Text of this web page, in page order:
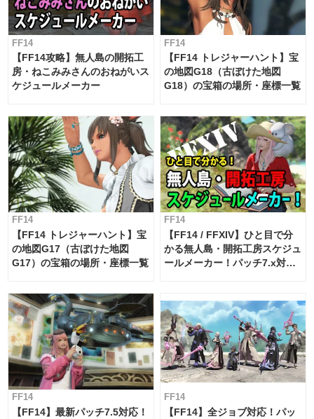
FF14
【FF14攻略】無人島の開拓工
房・ねこみみさんのおねがいス
ケジュールメーカー
FF14
【FF14 トレジャーハント】宝
の地図G18（古ぼけた地図
G18）の宝箱の場所・座標一覧
FF14
【FF14 トレジャーハント】宝
の地図G17（古ぼけた地図
G17）の宝箱の場所・座標一覧
FF14
【FF14 / FFXIV】ひと目で分
かる無人島・開拓工房スケジュ
ールメーカー！パッチ7.x対応
FF14
【FF14】最新パッチ7.5対応！
FF14
【FF14】全ジョブ対応！パッ